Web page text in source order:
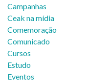
Campanhas
Ceak na mídia
Comemoração
Comunicado
Cursos
Estudo
Eventos